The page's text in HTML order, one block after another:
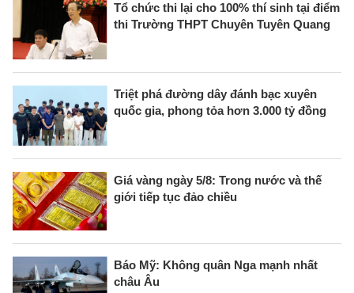
Tổ chức thi lại cho 100% thí sinh tại điểm
thi Trường THPT Chuyên Tuyên Quang
Triệt phá đường dây đánh bạc xuyên
quốc gia, phong tỏa hơn 3.000 tỷ đồng
Giá vàng ngày 5/8: Trong nước và thế
giới tiếp tục đảo chiều
Báo Mỹ: Không quân Nga mạnh nhất
châu Âu